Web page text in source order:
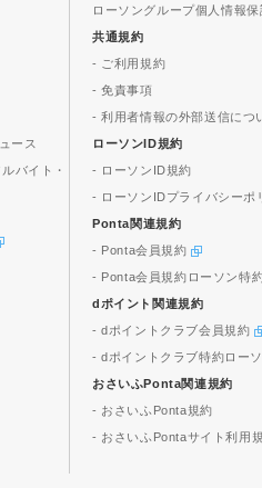
ース
バイト・
ローソングループ個人情報保
共通規約
- ご利用規約
- 免責事項
- 利用者情報の外部送信につ
ローソンID規約
- ローソンID規約
- ローソンIDプライバシーポ
Ponta関連規約
- Ponta会員規約
- Ponta会員規約ローソン特
dポイント関連規約
- dポイントクラブ会員規約
- dポイントクラブ特約ロー
おさいふPonta関連規約
- おさいふPonta規約
- おさいふPontaサイト利用